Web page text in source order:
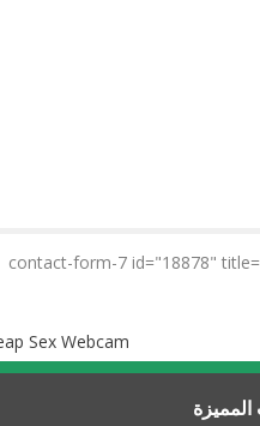
[contact-form-7 id="18878"
Sex Webcam
المميزة